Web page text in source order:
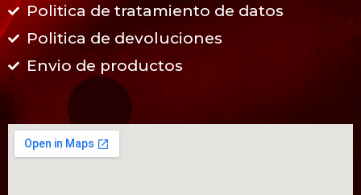
Politica de tratamiento de datos
Politica de devoluciones
Envio de productos